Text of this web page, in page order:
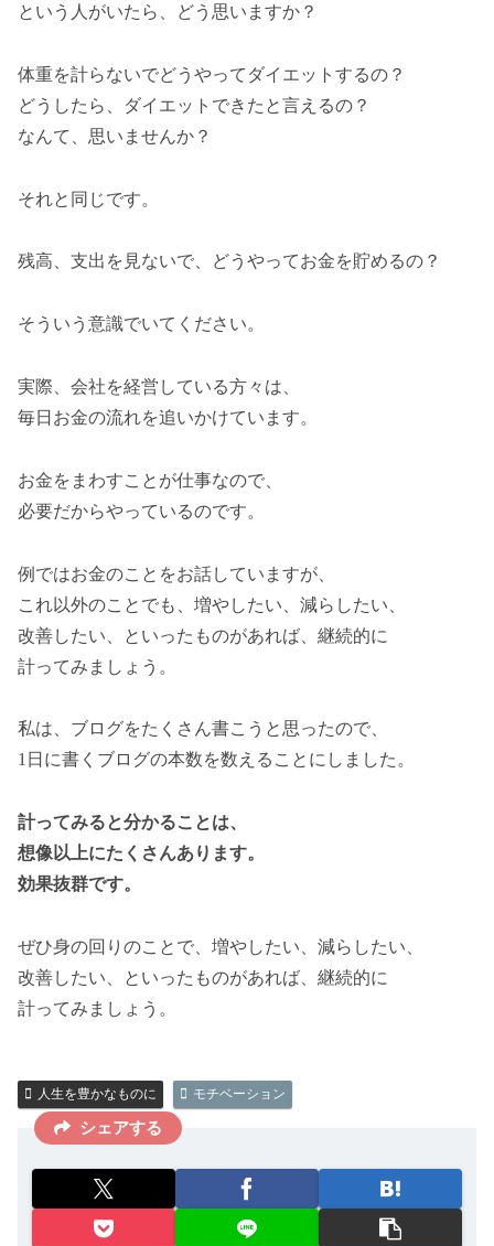
という人がいたら、どう思いますか？
体重を計らないでどうやってダイエットするの？
どうしたら、ダイエットできたと言えるの？
なんて、思いませんか？
それと同じです。
残高、支出を見ないで、どうやってお金を貯めるの？
そういう意識でいてください。
実際、会社を経営している方々は、
毎日お金の流れを追いかけています。
お金をまわすことが仕事なので、
必要だからやっているのです。
例ではお金のことをお話していますが、
これ以外のことでも、増やしたい、減らしたい、
改善したい、といったものがあれば、継続的に
計ってみましょう。
私は、ブログをたくさん書こうと思ったので、
1日に書くブログの本数を数えることにしました。
計ってみると分かることは、
想像以上にたくさんあります。
効果抜群です。
ぜひ身の回りのことで、増やしたい、減らしたい、
改善したい、といったものがあれば、継続的に
計ってみましょう。
人生を豊かなものに モチベーション
シェアする